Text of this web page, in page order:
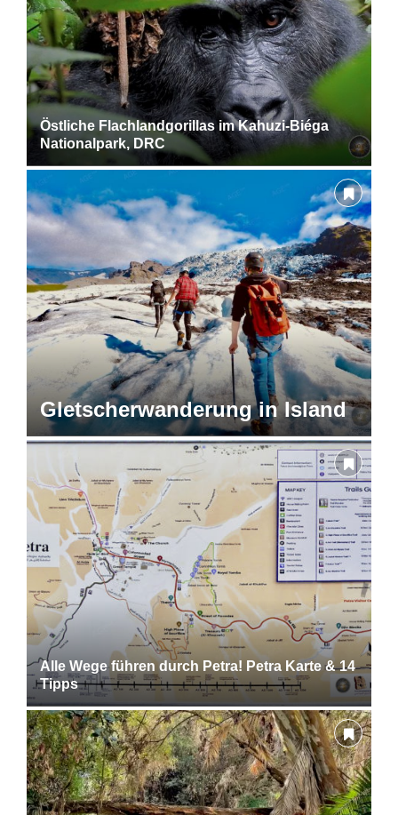
Östliche Flachlandgorillas im Kahuzi-Biéga
Nationalpark, DRC
Gletscherwanderung in Island
Alle Wege führen durch Petra! Petra Karte & 14
Tipps